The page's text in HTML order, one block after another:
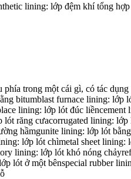
lining: lớp đệm khí tổng hợp
trong một cái gì, có tác
bitumblast furnace lining: lớp
lining: lớp lót đúc
răng cưacorrugated lining:
hầmgunite lining: lớp lót
lớp lót chìmetal sheet
lining: lớp lót khó nóng
lót ở một bênspecial rubber